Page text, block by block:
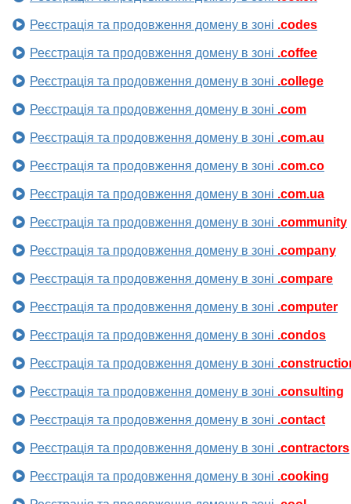
Реєстрація та продовження домену в зоні .codes
Реєстрація та продовження домену в зоні .coffee
Реєстрація та продовження домену в зоні .college
Реєстрація та продовження домену в зоні .com
Реєстрація та продовження домену в зоні .com.au
Реєстрація та продовження домену в зоні .com.co
Реєстрація та продовження домену в зоні .com.ua
Реєстрація та продовження домену в зоні .community
Реєстрація та продовження домену в зоні .company
Реєстрація та продовження домену в зоні .compare
Реєстрація та продовження домену в зоні .computer
Реєстрація та продовження домену в зоні .condos
Реєстрація та продовження домену в зоні
Реєстрація та продовження домену в зоні .consulting
Реєстрація та продовження домену в зоні .contact
Реєстрація та продовження домену в зоні .contractors
Реєстрація та продовження домену в зоні .cooking